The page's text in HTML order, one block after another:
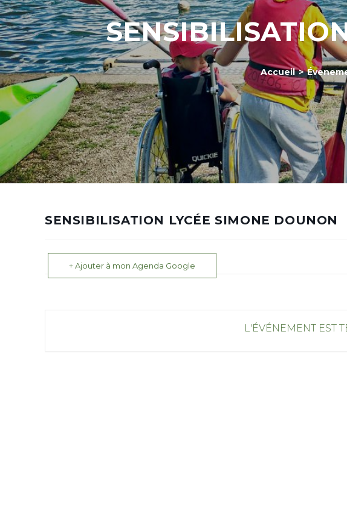
Accueil >
SENSIBILISATION LYCÉE SIMONE DOUNON
+ Ajouter à mon Agenda Google
L'ÉVÉNEMENT EST